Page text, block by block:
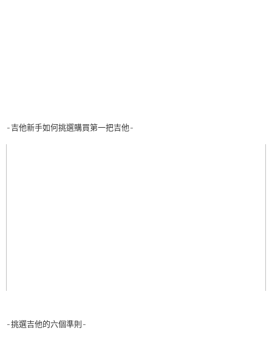
-吉他新手如何挑選購買第一把吉他-
-挑選吉他的六個準則-